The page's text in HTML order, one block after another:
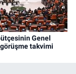
Genel
takvimi